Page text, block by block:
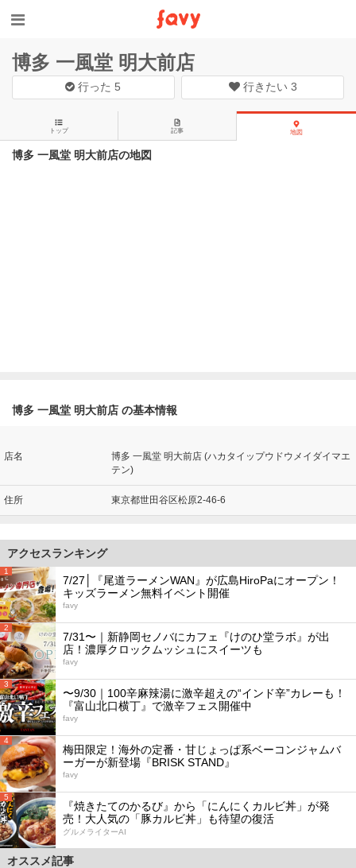
博多 一風堂 明大前店
行った 5 行きたい 3
トップ 記事 地図
博多 一風堂 明大前店の地図
博多 一風堂 明大前店 の基本情報
店名
博多 一風堂 明大前店 (ハカタイップウドウメイダイマエ
テン)
住所 東京都世田谷区松原2-46-6
アクセスランキング
1
7/27│『尾道ラーメンWAN』が広島HiroPaにオープン！
キッズラーメン無料イベント開催
favy
2
7/31〜｜新静岡セノバにカフェ『けのひ堂ラボ』が出
店！濃厚クロックムッシュにスイーツも
favy
3
〜9/30｜100辛麻辣湯に激辛超えの“インド辛”カレーも！
『富山北口横丁』で激辛フェス開催中
favy
4
梅田限定！海外の定番・甘じょっぱ系ベーコンジャムバ
ーガーが新登場『BRISK STAND』
favy
5
『焼きたてのかるび』から「にんにくカルビ丼」が発
売！大人気の「豚カルビ丼」も待望の復活
グルメライターAI
オススメ記事